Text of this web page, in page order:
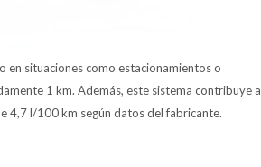
situaciones como estacionamientos o
1 km. Además, este sistema contribuye a
4,7 l/100 km según datos del fabricante.